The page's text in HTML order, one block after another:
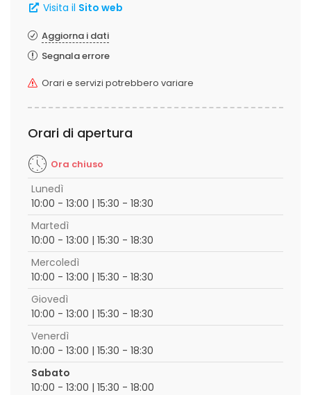
Visita il Sito web
Aggiorna i dati
Segnala errore
Orari e servizi potrebbero variare
Orari di apertura
Ora chiuso
Lunedì
10:00 - 13:00 | 15:30 - 18:30
Martedì
10:00 - 13:00 | 15:30 - 18:30
Mercoledì
10:00 - 13:00 | 15:30 - 18:30
Giovedì
10:00 - 13:00 | 15:30 - 18:30
Venerdì
10:00 - 13:00 | 15:30 - 18:30
Sabato
10:00 - 13:00 | 15:30 - 18:00